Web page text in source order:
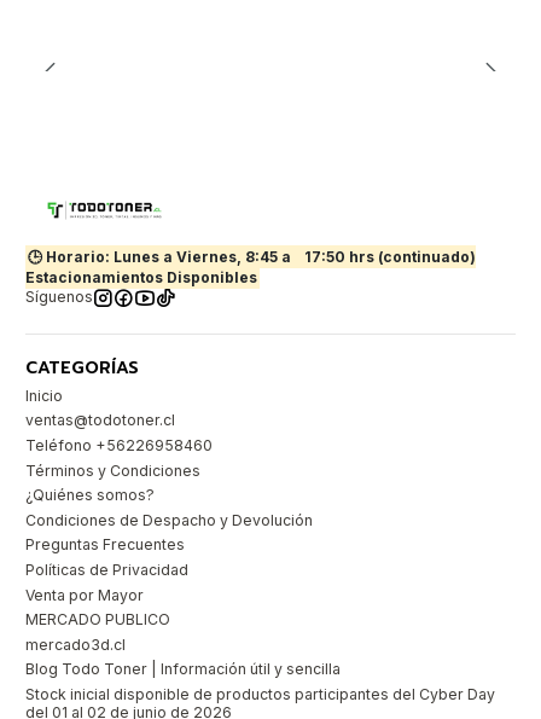
🕒 Horario: Lunes a Viernes, 8:45 a
17:50 hrs (continuado)
Estacionamientos Disponibles
Síguenos
CATEGORÍAS
Inicio
ventas@todotoner.cl
Teléfono +56226958460
Términos y Condiciones
¿Quiénes somos?
Condiciones de Despacho y Devolución
Preguntas Frecuentes
Políticas de Privacidad
Venta por Mayor
MERCADO PUBLICO
mercado3d.cl
Blog Todo Toner | Información útil y sencilla
Stock inicial disponible de productos participantes del Cyber Day
del 01 al 02 de junio de 2026